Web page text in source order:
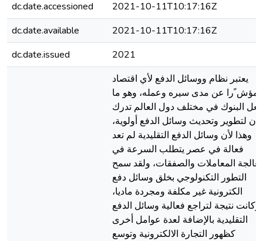
dc.date.accessioned
2021-10-11T10:17:16Z
dc.date.available
2021-10-11T10:17:16Z
dc.date.issued
2021
يعتبر نظام ووسائل الدفع لأي اقتصاد
مؤش ًرا عن مدى سيره وعمله، وهو ما
البنوك في مختلف دول العالم تدرك
بأن لتطوير وتحديث وسائل الدفع أولوية،
وهذا لأن وسائل الدفع التقليدية لم تعد
فعالة في عصر يتطلب السرعة في
المعاملات والصفقات، ولقد سمح
التطور التكنولوجي بخلق وسائل دفع
الكترونية غير مكلفة ومجردة ماديا،
وكانت نتيجة لتراجع فعالية وسائل الدفع
التقليدية بالإضافة لعدة عوامل أخرى
كظهور التجارة الالكترونية وتوسع